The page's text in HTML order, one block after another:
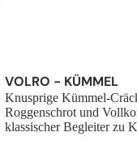
VOLRO - KÜMMEL
Knusprige Kümmel-
Roggenschrot und
klassischer Begleiter zu